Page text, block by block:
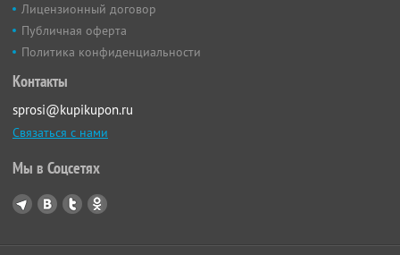
Лицензионный договор
Публичная оферта
Политика конфиденциальности
Контакты
sprosi@kupikupon.ru
Связаться с нами
Мы в Соцсетях